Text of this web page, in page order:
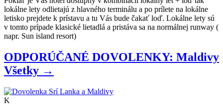
lokálne lety odlietajú z hlavného terminálu a po prílete na lokálne
letisko prejdete k prístavu a tu Vás bude čakať loď. Lokálne lety sú
v tomto prípade klasické lietadlá a pristáva sa na normálnej runway (
napr. Sun island resort)
ODPORÚČANÉ DOVOLENKY: Maldivy
Všetky →
K